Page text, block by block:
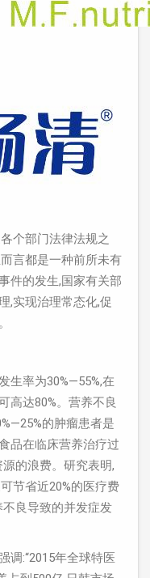
个部门法律法规之
言都是一种前所未有
件的发生,国家有关部
,实现治理常态化,促
生率为30%—55%,在
高达80%。营养不良
的肿瘤患者是
品在临床营养治疗过
的浪费。研究表明,
节省近20%的医疗费
良导致的并发症发
调:“2015年全球特医